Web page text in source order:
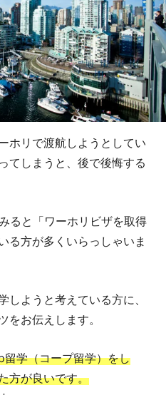
ホリで渡航しようとしてい
てしまうと、後で後悔する
ると「ワーホリビザを取得
る方が多くいらっしゃいま
しようと考えている方に、
をお伝えします。
学（コープ留学）をし
方が良いです。